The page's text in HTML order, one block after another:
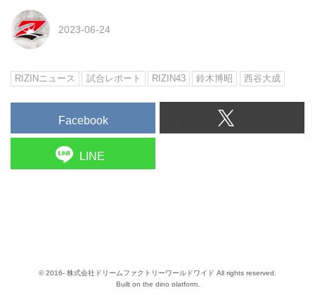
2023-06-24
RIZINニュース 試合レポート RIZIN43 鈴木博昭 西谷大成
Facebook
LINE
© 2016- 株式会社ドリームファクトリーワールドワイド All rights reserved.
Built on the dino platform.